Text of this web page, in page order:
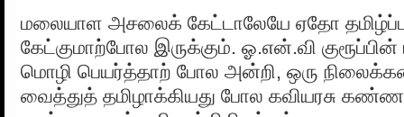
மலையாள அசலைக் கேட்டாலேயே ஏதோ
கேட்குமாற்போல இருக்கும். ஓ.என்.வி குரூப்பின்
மொழி பெயர்த்தாற் போல அன்றி, ஒரு
வைத்துத் தமிழாக்கியது போல கவியரசு